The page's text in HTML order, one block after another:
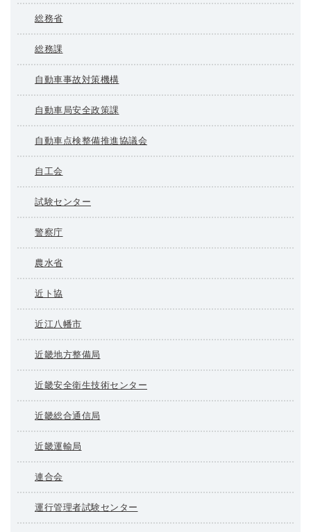
総務省
総務課
自動車事故対策機構
自動車局安全政策課
自動車点検整備推進協議会
自工会
試験センター
警察庁
農水省
近ト協
近江八幡市
近畿地方整備局
近畿安全衛生技術センター
近畿総合通信局
近畿運輸局
連合会
運行管理者試験センター